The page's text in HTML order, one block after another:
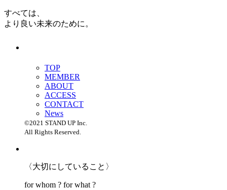
すべては、
より良い未来のために。
TOP
MEMBER
ABOUT
ACCESS
CONTACT
News
©2021 STAND UP Inc.
All Rights Reserved.
〈大切にしていること〉
for whom ? for what ?